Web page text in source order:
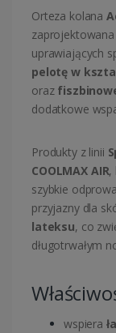
Orteza kolana
uprawiających
pelotę w
oraz
dodatkowe
Produkty z linii
COOLMAX AIR,
szybkie
przyjazny dla
lateksu, co
długotrwałym
wspiera